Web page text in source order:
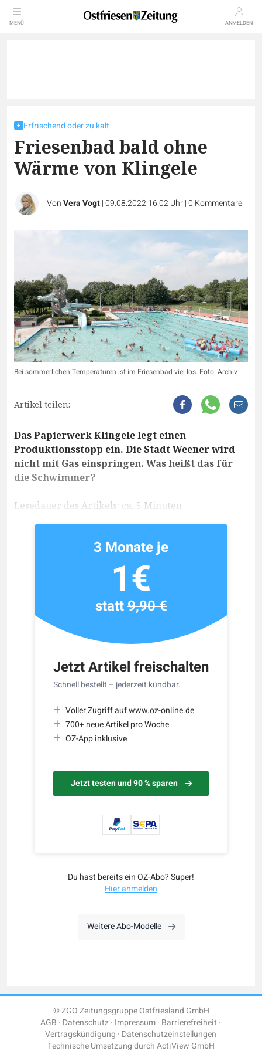
MENÜ ANMELDEN
Erfrischend oder zu kalt
Friesenbad bald ohne
Wärme von Klingele
VonVera Vogt|09.08.2022 16:02 Uhr|0 Kommentare
Bei sommerlichen Temperaturen ist im Friesenbad viel los. Foto: Archiv
Artikel teilen:
Das Papierwerk Klingele legt einen
Produktionsstopp ein. Die Stadt Weener wird
nicht mit Gas einspringen. Was heißt das für
die Schwimmer?
Lesedauer des Artikels: ca. 5 Minuten
Jetzt Artikel freischalten
Schnell bestellt – jederzeit kündbar.
Voller Zugriff auf www.oz-online.de
700+ neue Artikel pro Woche
OZ-App inklusive
Jetzt testen und 90 % sparen
3 Monate je
1€
statt9,90 €
Du hast bereits ein OZ-Abo? Super!
Hier anmelden
Weitere Abo-Modelle
© ZGO Zeitungsgruppe Ostfriesland GmbH
AGB Datenschutz Impressum Barrierefreiheit
Vertragskündigung Datenschutzeinstellungen
Technische Umsetzung durchActiView GmbH